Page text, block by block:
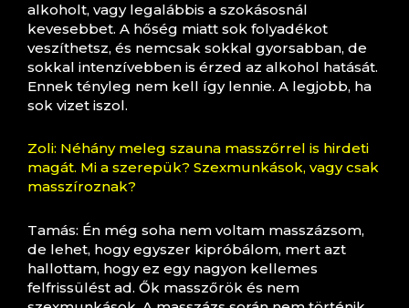
alkoholt, vagy legalábbis a szokásosnál
kevesebbet. A hőség miatt sok folyadékot
veszíthetsz, és nemcsak sokkal gyorsabban, de
sokkal intenzívebben is érzed az alkohol hatását.
Ennek tényleg nem kell így lennie. A legjobb, ha
sok vizet iszol.
Zoli: Néhány meleg szauna masszőrrel is hirdeti
magát. Mi a szerepük? Szexmunkások, vagy csak
masszíroznak?
Tamás: Én még soha nem voltam masszázsom,
de lehet, hogy egyszer kipróbálom, mert azt
hallottam, hogy ez egy nagyon kellemes
felfrissülést ad. Ők masszőrök és nem